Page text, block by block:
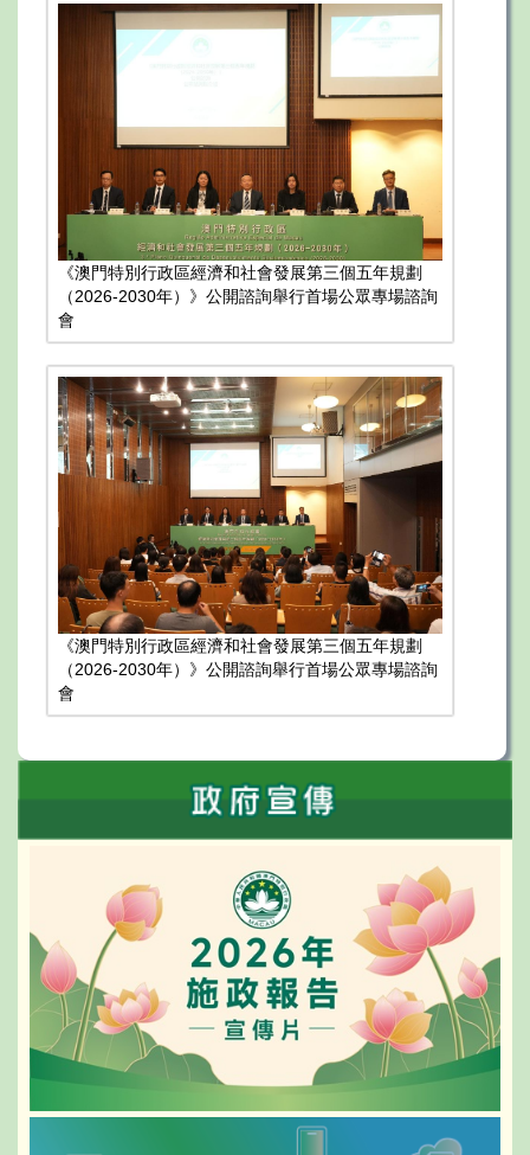
《澳門特別行政區經濟和社會發展第三個五年規劃
（2026-2030年）》公開諮詢舉行首場公眾專場諮詢
會
《澳門特別行政區經濟和社會發展第三個五年規劃
（2026-2030年）》公開諮詢舉行首場公眾專場諮詢
會